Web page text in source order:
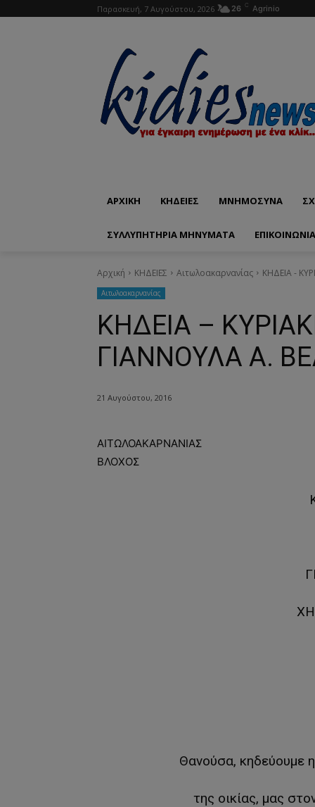
Παρασκευή, 7 Αυγούστου, 2026 26 C Agrinio
ΑΡΧΙΚΗ ΚΗΔΕΙΕΣ ΜΝΗΜΟΣΥΝΑ
ΣΥΛΛΥΠΗΤΗΡΙΑ ΜΗΝΥΜΑΤΑ ΕΠΙΚΟΙΝΩΝΊΑ
Αρχική ΚΗΔΕΙΕΣ Aιτωλοακαρνανίας ΚΗΔΕΙΑ -
Aιτωλοακαρνανίας
ΚΗΔΕΙΑ –
ΓΙΑΝΝΟΥΛΑ Α.
21 Αυγούστου, 2016
ΑΙΤΩΛΟΑΚΑΡΝΑΝΙΑΣ
ΒΛΟΧΟΣ
Θανούσα, κηδεύουμε
της οικίας, μας